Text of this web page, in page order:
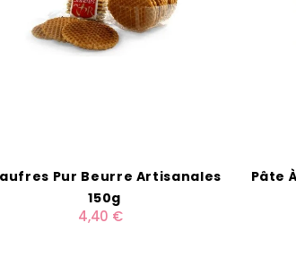
Pur Beurre Artisanales
150g
4,40 €
Pâte